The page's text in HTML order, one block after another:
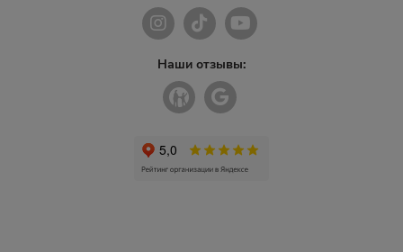
Наши отзывы: